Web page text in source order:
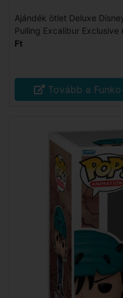
Ajándék ötlet Deluxe
Pulling Excalibur
Ft
Tovább a